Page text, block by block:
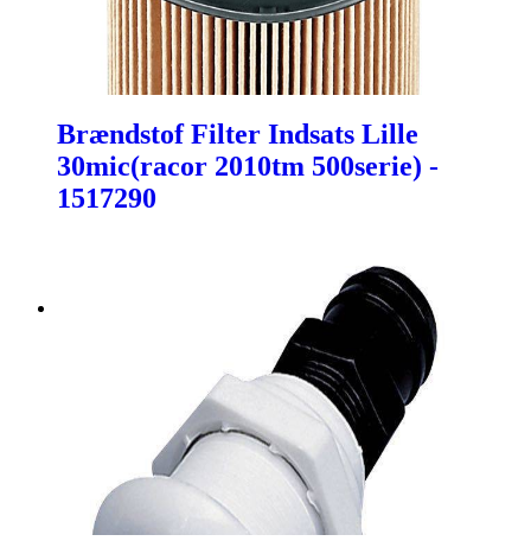
Brændstof Filter Indsats Lille
30mic(racor 2010tm 500serie) -
1517290